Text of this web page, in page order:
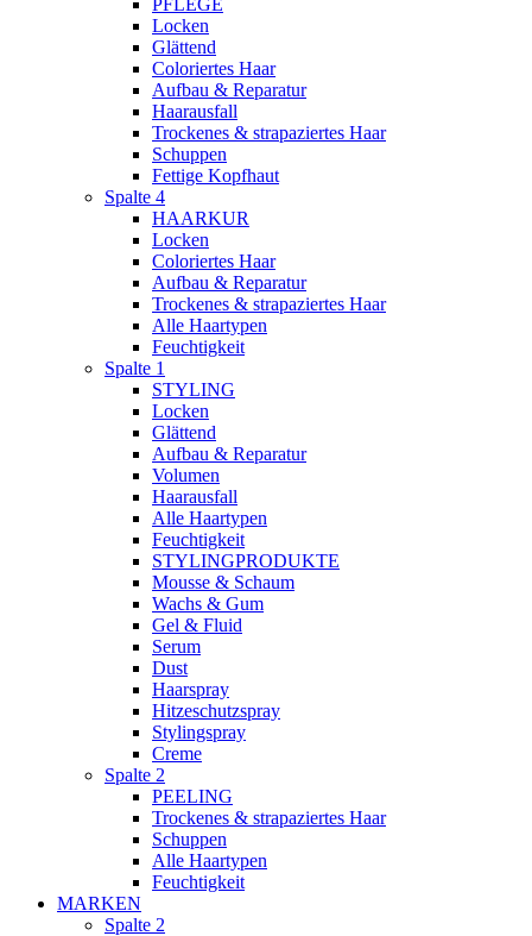
PFLEGE
Locken
Glättend
Coloriertes Haar
Aufbau & Reparatur
Haarausfall
Trockenes & strapaziertes Haar
Schuppen
Fettige Kopfhaut
Spalte 4
HAARKUR
Locken
Coloriertes Haar
Aufbau & Reparatur
Trockenes & strapaziertes Haar
Alle Haartypen
Feuchtigkeit
Spalte 1
STYLING
Locken
Glättend
Aufbau & Reparatur
Volumen
Haarausfall
Alle Haartypen
Feuchtigkeit
STYLINGPRODUKTE
Mousse & Schaum
Wachs & Gum
Gel & Fluid
Serum
Dust
Haarspray
Hitzeschutzspray
Stylingspray
Creme
Spalte 2
PEELING
Trockenes & strapaziertes Haar
Schuppen
Alle Haartypen
Feuchtigkeit
MARKEN
Spalte 2